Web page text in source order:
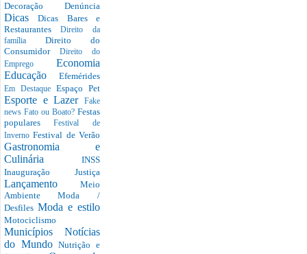
Decoração Denúncia
DicasDicas Bares e
RestaurantesDireito da
família Direito do
Consumidor Direito do
Emprego Economia
Educação Efemérides
Em Destaque Espaço Pet
Esporte e Lazer
Fake
news Fato ou Boato? Festas
popularesFestival de
InvernoFestival de Verão
Gastronomia e
Culinária INSS
Inauguração Justiça
Lançamento Meio
AmbienteModa /
Desfiles Moda e estilo
Motociclismo
Municípios Notícias
do MundoNutrição e